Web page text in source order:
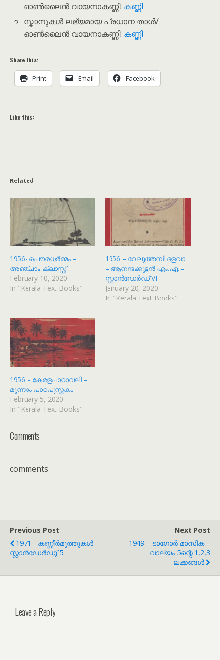
ഓൺലൈൻ വായനാകണ്ണി: കണ്ണി
സ്കാനുകൾ ലഭ്യമായ പ്രധാന താൾ/
ഓൺലൈൻ വായനാകണ്ണി: കണ്ണി
Share this:
Print Email Facebook
Like this:
Related
1956- പൌരധർമ്മം –
അഞ്ചാം ക്ലാസ്സ്
February 10, 2020
In "Kerala Text Books"
1956 – വേലുത്തമ്പി ദളവാ
– ആനന്ദക്കുട്ടൻ എം.ഏ. –
സ്റ്റാൻഡേർഡ് VI
January 20, 2020
In "Kerala Text Books"
1956 – കേരളപാഠാവലി –
മൂന്നാം പാഠപുസ്തകം
February 5, 2020
In "Kerala Text Books"
Comments
comments
Previous Post
1971 - കണ്ണീർമുത്തുകൾ -
സ്റ്റാൻഡേർഡു് 5
Next Post
1949 – ടാഗോർ മാസിക –
വാല്യം 5ന്റെ 1,2,3
ലക്കങ്ങൾ
Leave a Reply